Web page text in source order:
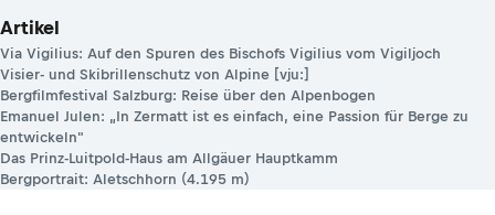
Artikel
Via Vigilius: Auf den Spuren des Bischofs Vigilius vom Vigiljoch
Visier- und Skibrillenschutz von Alpine [vju:]
Bergfilmfestival Salzburg: Reise über den Alpenbogen
Emanuel Julen: „In Zermatt ist es einfach, eine Passion für Berge zu
entwickeln"
Das Prinz-Luitpold-Haus am Allgäuer Hauptkamm
Bergportrait: Aletschhorn (4.195 m)